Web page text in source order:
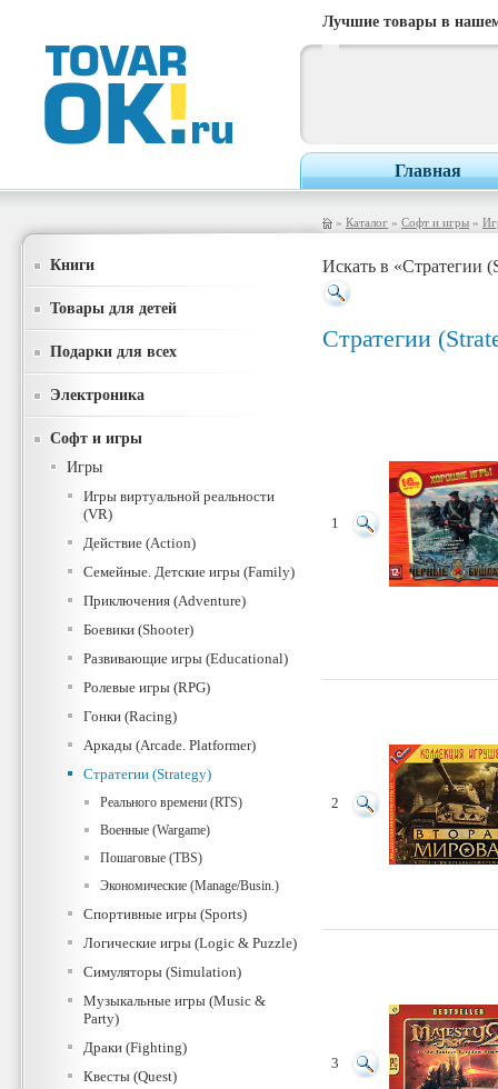
Лучшие товары в
Главная
» Каталог » Софт и игры »
Книги
Товары для детей
Подарки для всех
Электроника
Софт и игры
Игры
Игры виртуальной реальности
(VR)
Действие (Action)
Семейные. Детские игры (Family)
Приключения (Adventure)
Боевики (Shooter)
Развивающие игры (Educational)
Ролевые игры (RPG)
Гонки (Racing)
Аркады (Arcade. Platformer)
Стратегии (Strategy)
Реального времени (RTS)
Военные (Wargame)
Пошаговые (TBS)
Экономические (Manage/Busin.)
Спортивные игры (Sports)
Логические игры (Logic & Puzzle)
Симуляторы (Simulation)
Музыкальные игры (Music &
Party)
Драки (Fighting)
Квесты (Quest)
Искать в «Стратегии
Стратегии
1
2
3